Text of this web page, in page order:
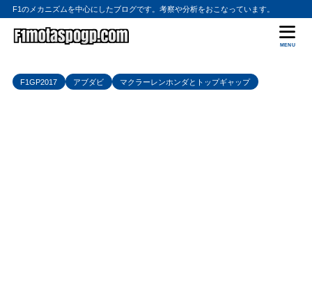
F1のメカニズムを中心にしたブログです。考察や分析をおこなっています。
MENU
F1GP2017 アブダビ マクラーレンホンダとトップギャップ